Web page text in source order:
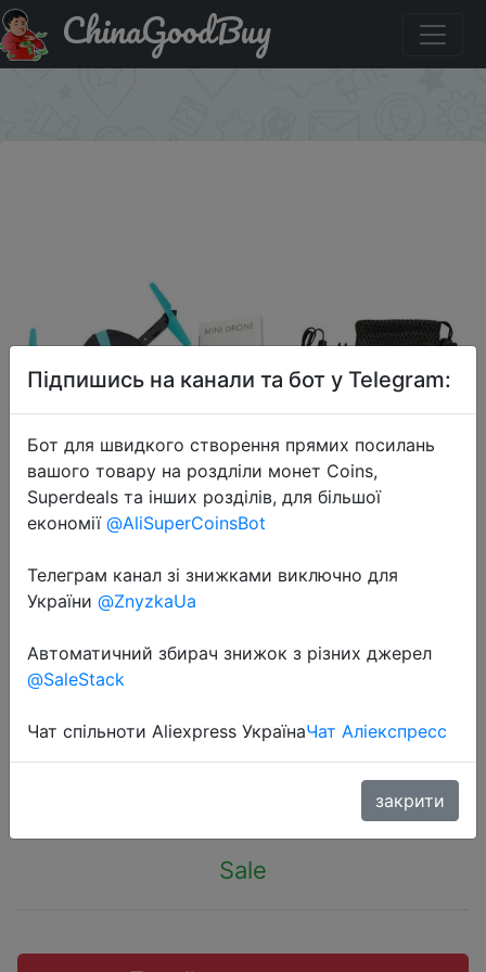
Купити на розпродажі Jy018 Elfie Wi-Fi FPV-системы
Квадрокоптер мини Дрон HD VS H37 720 P
ChinaGoodBuy
2019-04-02
Jy018 Elfie Wi-Fi FPV-системы
Квадрокоптер мини Дрон HD VS
Sale
Підпишись на канали та бот у Telegram:
Бот для швидкого створення прямих посилань
вашого товару на роздліли монет Coins,
Superdeals та інших розділів, для більшої
економії @AliSuperCoinsBot
Телеграм канал зі знижками виключно для
України @ZnyzkaUa
Автоматичний збирач знижок з різних джерел
@SaleStack
Чат спільноти Aliexpress УкраїнаЧат Аліекспресс
закрити